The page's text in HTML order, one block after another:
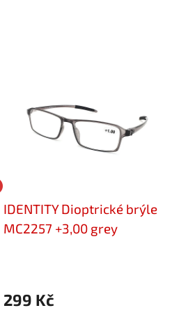
IDENTITY Dioptrické brýle
MC2257 +3,00 grey
299 Kč